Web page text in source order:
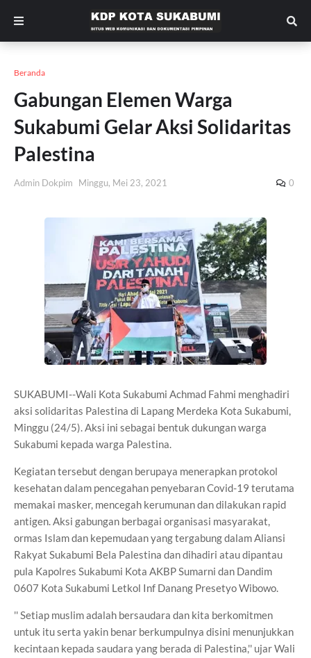
Beranda
Gabungan Elemen Warga
Sukabumi Gelar Aksi Solidaritas
Palestina
Admin Dokpim Minggu, Mei 23, 2021 0
SUKABUMI--Wali Kota Sukabumi Achmad Fahmi menghadiri
aksi solidaritas Palestina di Lapang Merdeka Kota Sukabumi,
Minggu (24/5). Aksi ini sebagai bentuk dukungan warga
Sukabumi kepada warga Palestina.
Kegiatan tersebut dengan berupaya menerapkan protokol
kesehatan dalam pencegahan penyebaran Covid-19 terutama
memakai masker, mencegah kerumunan dan dilakukan rapid
antigen. Aksi gabungan berbagai organisasi masyarakat,
ormas Islam dan kepemudaan yang tergabung dalam Aliansi
Rakyat Sukabumi Bela Palestina dan dihadiri atau dipantau
pula Kapolres Sukabumi Kota AKBP Sumarni dan Dandim
0607 Kota Sukabumi Letkol Inf Danang Presetyo Wibowo.
'' Setiap muslim adalah bersaudara dan kita berkomitmen
untuk itu serta yakin benar berkumpulnya disini menunjukkan
kecintaan kepada saudara yang berada di Palestina,'' ujar Wali